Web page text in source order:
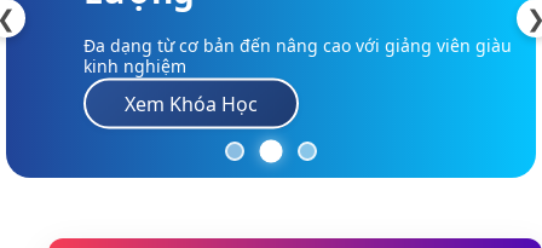
Đa dạng từ cơ bản đến nâng cao với giảng viên giàu
kinh nghiệm
Xem Khóa Học